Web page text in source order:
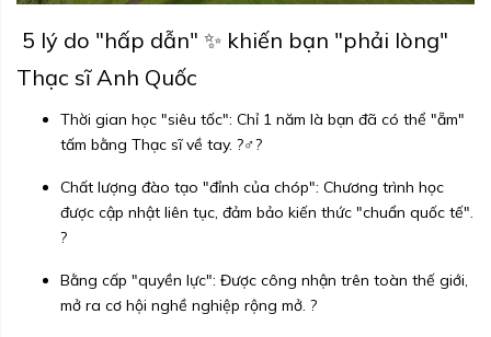
5 lý do "hấp dẫn" ✨ khiến bạn "phải lòng"
Thạc sĩ Anh Quốc
Thời gian học "siêu tốc": Chỉ 1 năm là bạn đã có thể "ẵm"
tấm bằng Thạc sĩ về tay. ?‍♂️?
Chất lượng đào tạo "đỉnh của chóp": Chương trình học
được cập nhật liên tục, đảm bảo kiến thức "chuẩn quốc tế".
?
Bằng cấp "quyền lực": Được công nhận trên toàn thế giới,
mở ra cơ hội nghề nghiệp rộng mở. ?